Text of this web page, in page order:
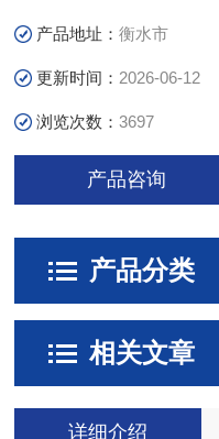
产品地址：衡水市
更新时间： 2026-06-12
浏览次数：3697
产品咨询
产品分类
相关文章
详细介绍